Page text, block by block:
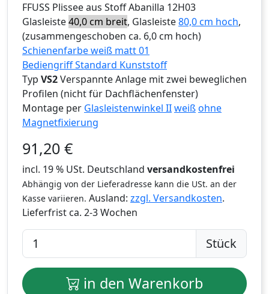
FFUSS Plissee aus Stoff Abanilla 12H03
Glasleiste40,0 cm breit, Glasleiste80,0 cm hoch,
(zusammengeschoben ca. 6,0 cm hoch)
Schienenfarbe weiß matt 01
Bediengriff Standard Kunststoff
Typ VS2Verspannte Anlage mit zwei beweglichen
Profilen (nicht für Dachflächenfenster)
Montage per Glasleistenwinkel IIweißohne
Magnetfixierung
91,20 €
incl. 19 % USt. Deutschland versandkostenfrei
Abhängig von der Lieferadresse kann die USt. an der
Kasse variieren. Ausland: zzgl. Versandkosten.
Lieferfrist ca. 2-3 Wochen
Stück
in den Warenkorb